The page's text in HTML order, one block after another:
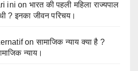
ini on भारत की पहली महिला राज्यपाल
? इनका जीवन परिचय।
onसामाजिक न्याय क्या है ?
न्याय।